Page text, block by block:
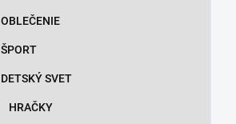
OBLEČENIE
ŠPORT
DETSKÝ SVET
HRAČKY